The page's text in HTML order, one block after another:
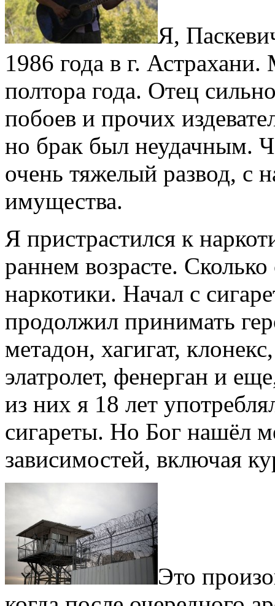
Я,
1986 года в г.
полтора года. Отец
побоев и прочих
но брак был неудачным.
очень тяжелый развод, с
имущества.
Я пристрастился к
раннем возрасте.
наркотики. Начал с
продолжил принимать
метадон, хагигат,
элатролет, фенерган и
из них я 18 лет
сигареты. Но Бог нашёл
зависимостей, включая
Это